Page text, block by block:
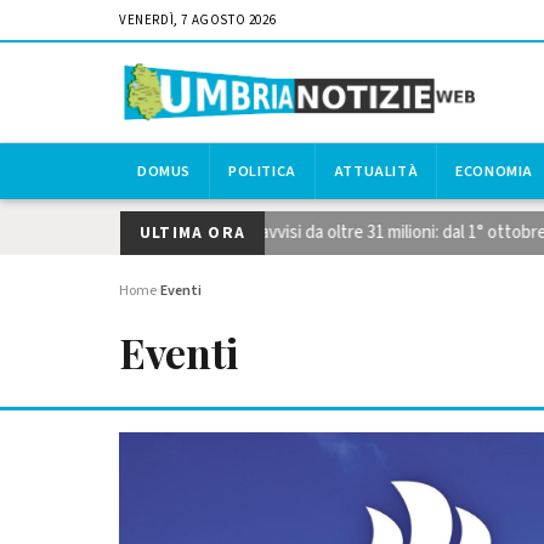
VENERDÌ, 7 AGOSTO 2026
DOMUS POLITICA ATTUALITÀ ECONOMIA
ULTIMA ORA
STEP, pubblicati i due avvisi da oltre 31 milioni: dal 1° ottobre le
HomeEventi
Eventi